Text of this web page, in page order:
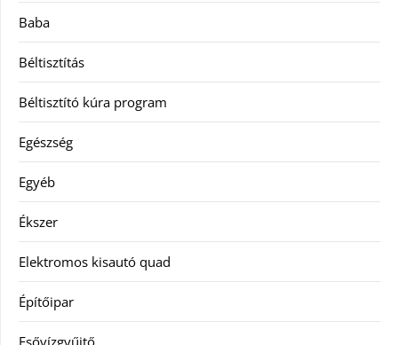
Baba
Béltisztítás
Béltisztító kúra program
Egészség
Egyéb
Ékszer
Elektromos kisautó quad
Építőipar
Esővízgyűjtő